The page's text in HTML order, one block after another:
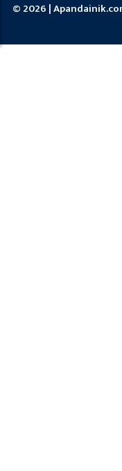
© 2026 |